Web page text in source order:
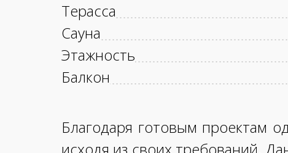
Терасса
Сауна
Этажность
Балкон
Благодаря готовым проектам